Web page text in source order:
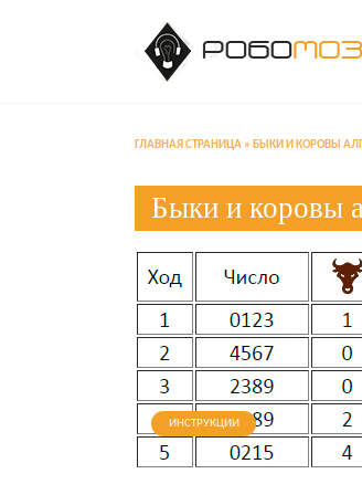
ГЛАВНАЯ СТРАНИЦА » БЫКИ И КОРОВЫ
Быки и коровы
ИНСТРУКЦИИ